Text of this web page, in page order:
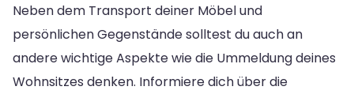
Neben dem Transport deiner Möbel und
persönlichen Gegenstände solltest du auch an
andere wichtige Aspekte wie die Ummeldung deines
Wohnsitzes denken. Informiere dich über die